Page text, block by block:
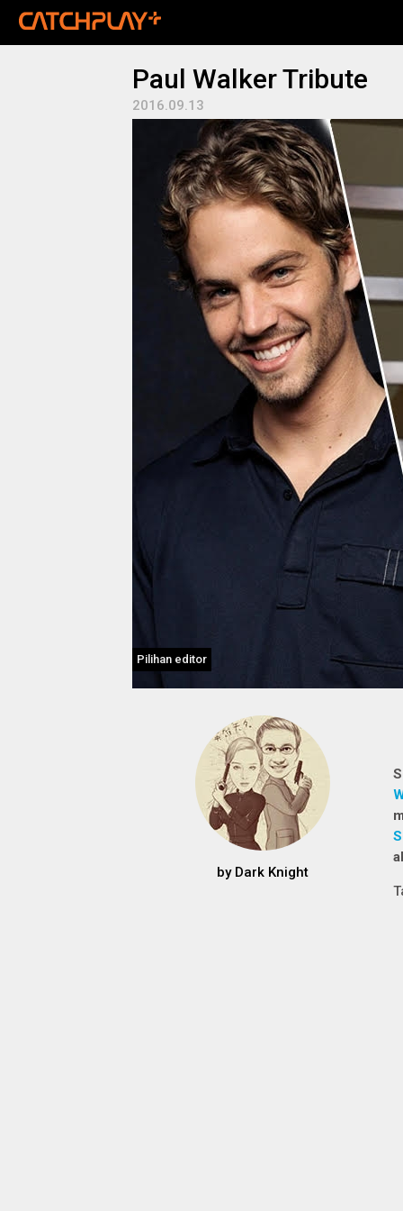
Paul Walker Tribute
2016.09.13
Pilihan editor
by Dark Knight